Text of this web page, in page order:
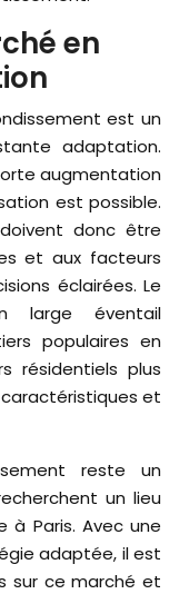
en
est un
adaptation.
augmentation
est possible.
donc être
et aux facteurs
éclairées. Le
large éventail
populaires en
résidentiels plus
et
reste un
un lieu
Paris. Avec une
adaptée, il est
sur ce marché et